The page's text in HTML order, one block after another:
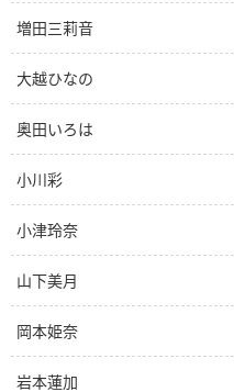
増田三莉音
大越ひなの
奥田いろは
小川彩
小津玲奈
山下美月
岡本姫奈
岩本蓮加